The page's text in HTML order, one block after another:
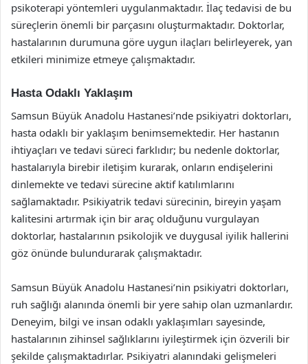
psikoterapi yöntemleri uygulanmaktadır. İlaç tedavisi de bu
süreçlerin önemli bir parçasını oluşturmaktadır. Doktorlar,
hastalarının durumuna göre uygun ilaçları belirleyerek, yan
etkileri minimize etmeye çalışmaktadır.
Hasta Odaklı Yaklaşım
Samsun Büyük Anadolu Hastanesi’nde psikiyatri doktorları,
hasta odaklı bir yaklaşım benimsemektedir. Her hastanın
ihtiyaçları ve tedavi süreci farklıdır; bu nedenle doktorlar,
hastalarıyla birebir iletişim kurarak, onların endişelerini
dinlemekte ve tedavi sürecine aktif katılımlarını
sağlamaktadır. Psikiyatrik tedavi sürecinin, bireyin yaşam
kalitesini artırmak için bir araç olduğunu vurgulayan
doktorlar, hastalarının psikolojik ve duygusal iyilik hallerini
göz önünde bulundurarak çalışmaktadır.
Samsun Büyük Anadolu Hastanesi’nin psikiyatri doktorları,
ruh sağlığı alanında önemli bir yere sahip olan uzmanlardır.
Deneyim, bilgi ve insan odaklı yaklaşımları sayesinde,
hastalarının zihinsel sağlıklarını iyileştirmek için özverili bir
şekilde çalışmaktadırlar. Psikiyatri alanındaki gelişmeleri